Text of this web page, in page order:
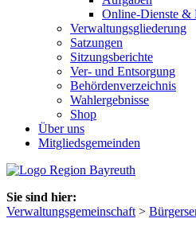
Online-Dienste &
Verwaltungsgliederung
Satzungen
Sitzungsberichte
Ver- und Entsorgung
Behördenverzeichnis
Wahlergebnisse
Shop
Über uns
Mitgliedsgemeinden
Sie sind hier:
Verwaltungsgemeinschaft >